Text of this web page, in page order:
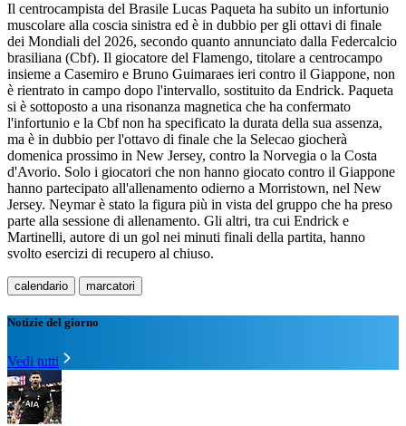
Il centrocampista del Brasile Lucas Paqueta ha subito un infortunio
muscolare alla coscia sinistra ed è in dubbio per gli ottavi di finale
dei Mondiali del 2026, secondo quanto annunciato dalla Federcalcio
brasiliana (Cbf). Il giocatore del Flamengo, titolare a centrocampo
insieme a Casemiro e Bruno Guimaraes ieri contro il Giappone, non
è rientrato in campo dopo l'intervallo, sostituito da Endrick. Paqueta
si è sottoposto a una risonanza magnetica che ha confermato
l'infortunio e la Cbf non ha specificato la durata della sua assenza,
ma è in dubbio per l'ottavo di finale che la Selecao giocherà
domenica prossimo in New Jersey, contro la Norvegia o la Costa
d'Avorio. Solo i giocatori che non hanno giocato contro il Giappone
hanno partecipato all'allenamento odierno a Morristown, nel New
Jersey. Neymar è stato la figura più in vista del gruppo che ha preso
parte alla sessione di allenamento. Gli altri, tra cui Endrick e
Martinelli, autore di un gol nei minuti finali della partita, hanno
svolto esercizi di recupero al chiuso.
calendario marcatori
Notizie del giorno
Vedi tutti